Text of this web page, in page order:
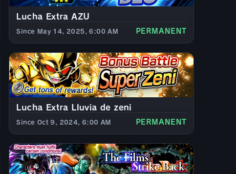
Lucha Extra AZU
Since May 14, 2025, 6:00 AM PERMANENT
Lucha Extra Lluvia de zeni
Since Oct 9, 2024, 6:00 AM PERMANENT